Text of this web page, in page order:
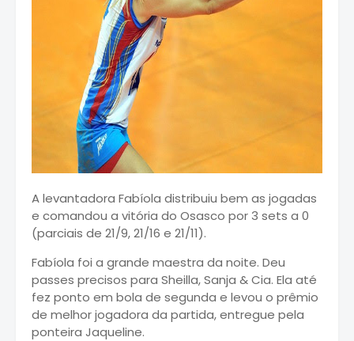
A levantadora Fabíola distribuiu bem as jogadas
e comandou a vitória do Osasco por 3 sets a 0
(parciais de 21/9, 21/16 e 21/11).
Fabíola foi a grande maestra da noite. Deu
passes precisos para Sheilla, Sanja & Cia. Ela até
fez ponto em bola de segunda e levou o prêmio
de melhor jogadora da partida, entregue pela
ponteira Jaqueline.